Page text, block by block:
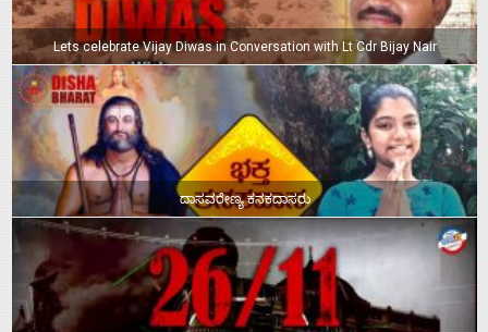
Lets celebrate Vijay Diwas in Conversation with Lt Cdr Bijay Nair
ದಾಸವರೇಣ್ಯ ಕನಕದಾಸರು